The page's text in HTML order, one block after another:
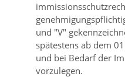
und V
spätestens ab dem
und bei Bedarf der
vorzulegen.